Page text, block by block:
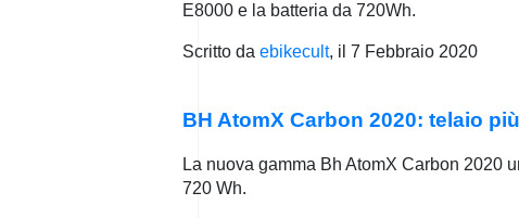
E8000 e la batteria da 720Wh.
Scritto da ebikecult, il 7 Febbraio 2020
BH AtomX Carbon 2020: telaio
La nuova gamma Bh AtomX Carbon 2020
720 Wh.